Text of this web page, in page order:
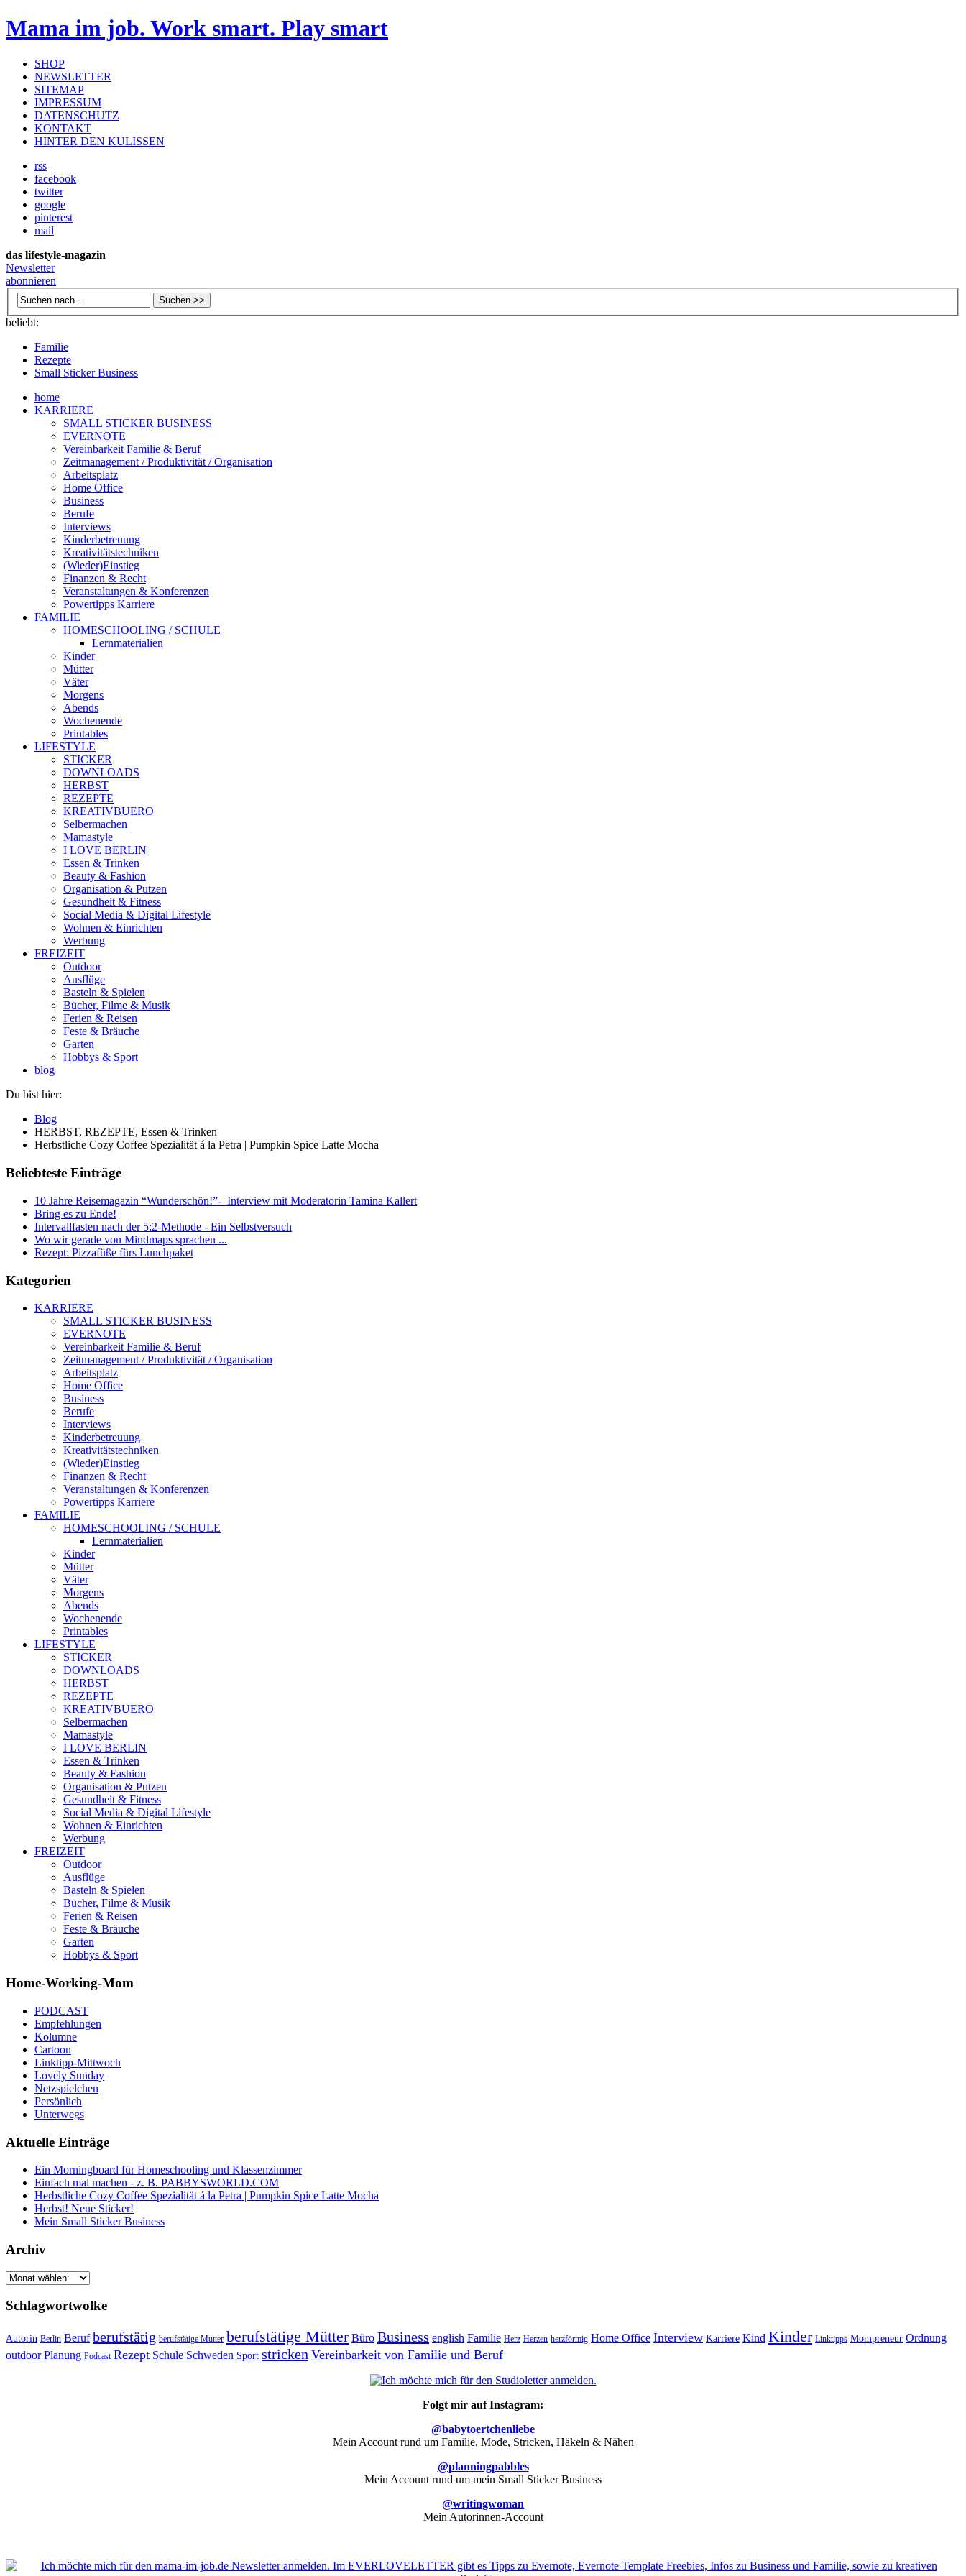
Mama im job. Work smart. Play smart
SHOP
NEWSLETTER
SITEMAP
IMPRESSUM
DATENSCHUTZ
KONTAKT
HINTER DEN KULISSEN
rss
facebook
twitter
google
pinterest
mail
das lifestyle-magazin
Newsletter
abonnieren
beliebt:
Familie
Rezepte
Small Sticker Business
home
KARRIERE
SMALL STICKER BUSINESS
EVERNOTE
Vereinbarkeit Familie & Beruf
Zeitmanagement / Produktivität / Organisation
Arbeitsplatz
Home Office
Business
Berufe
Interviews
Kinderbetreuung
Kreativitätstechniken
(Wieder)Einstieg
Finanzen & Recht
Veranstaltungen & Konferenzen
Powertipps Karriere
FAMILIE
HOMESCHOOLING / SCHULE
Lernmaterialien
Kinder
Mütter
Väter
Morgens
Abends
Wochenende
Printables
LIFESTYLE
STICKER
DOWNLOADS
HERBST
REZEPTE
KREATIVBUERO
Selbermachen
Mamastyle
I LOVE BERLIN
Essen & Trinken
Beauty & Fashion
Organisation & Putzen
Gesundheit & Fitness
Social Media & Digital Lifestyle
Wohnen & Einrichten
Werbung
FREIZEIT
Outdoor
Ausflüge
Basteln & Spielen
Bücher, Filme & Musik
Ferien & Reisen
Feste & Bräuche
Garten
Hobbys & Sport
blog
Du bist hier:
Blog
HERBST, REZEPTE, Essen & Trinken
Herbstliche Cozy Coffee Spezialität á la Petra | Pumpkin Spice Latte Mocha
Beliebteste Einträge
10 Jahre Reisemagazin “Wunderschön!”- Interview mit Moderatorin Tamina Kallert
Bring es zu Ende!
Intervallfasten nach der 5:2-Methode - Ein Selbstversuch
Wo wir gerade von Mindmaps sprachen ...
Rezept: Pizzafüße fürs Lunchpaket
Kategorien
KARRIERE
SMALL STICKER BUSINESS
EVERNOTE
Vereinbarkeit Familie & Beruf
Zeitmanagement / Produktivität / Organisation
Arbeitsplatz
Home Office
Business
Berufe
Interviews
Kinderbetreuung
Kreativitätstechniken
(Wieder)Einstieg
Finanzen & Recht
Veranstaltungen & Konferenzen
Powertipps Karriere
FAMILIE
HOMESCHOOLING / SCHULE
Lernmaterialien
Kinder
Mütter
Väter
Morgens
Abends
Wochenende
Printables
LIFESTYLE
STICKER
DOWNLOADS
HERBST
REZEPTE
KREATIVBUERO
Selbermachen
Mamastyle
I LOVE BERLIN
Essen & Trinken
Beauty & Fashion
Organisation & Putzen
Gesundheit & Fitness
Social Media & Digital Lifestyle
Wohnen & Einrichten
Werbung
FREIZEIT
Outdoor
Ausflüge
Basteln & Spielen
Bücher, Filme & Musik
Ferien & Reisen
Feste & Bräuche
Garten
Hobbys & Sport
Home-Working-Mom
PODCAST
Empfehlungen
Kolumne
Cartoon
Linktipp-Mittwoch
Lovely Sunday
Netzspielchen
Persönlich
Unterwegs
Aktuelle Einträge
Ein Morningboard für Homeschooling und Klassenzimmer
Einfach mal machen - z. B. PABBYSWORLD.COM
Herbstliche Cozy Coffee Spezialität á la Petra | Pumpkin Spice Latte Mocha
Herbst! Neue Sticker!
Mein Small Sticker Business
Archiv
Schlagwortwolke
Autorin Berlin Beruf berufstätig berufstätige Mutter berufstätige Mütter Büro Business english Familie Herz Herzen herzförmig Home Office Interview Karriere Kind Kinder Linktipps Mompreneur Ordnung
outdoor Planung Podcast Rezept Schule Schweden Sport stricken Vereinbarkeit von Familie und Beruf
Folgt mir auf Instagram:
@babytoertchenliebe
Mein Account rund um Familie, Mode, Stricken, Häkeln & Nähen
@planningpabbles
Mein Account rund um mein Small Sticker Business
@writingwoman
Mein Autorinnen-Account